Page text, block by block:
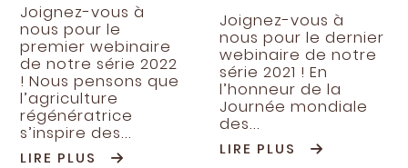
Joignez-vous à
nous pour le
premier webinaire
de notre série 2022
! Nous pensons que
l’agriculture
régénératrice
s’inspire des...
LIRE PLUS
Joignez-vous à
nous pour le dernier
webinaire de notre
série 2021 ! En
l’honneur de la
Journée mondiale
des...
LIRE PLUS